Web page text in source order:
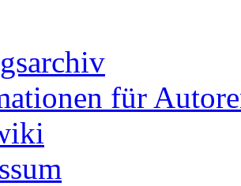
für